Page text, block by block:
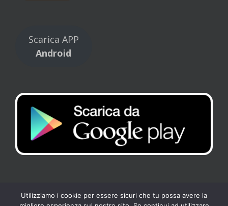
Scarica APP
Android
Utilizziamo i cookie per essere sicuri che tu possa avere la